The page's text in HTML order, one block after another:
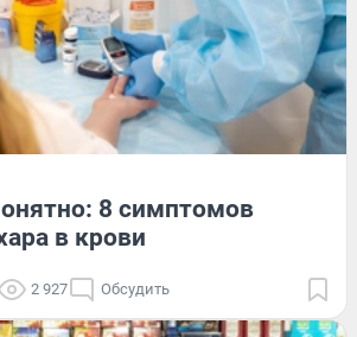
8 симптомов
в крови
2 927 Обсудить